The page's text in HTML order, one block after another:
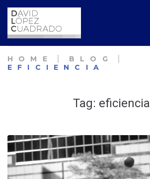
content
HOME BLOG
EFICIENCIA
Tag: eficiencia